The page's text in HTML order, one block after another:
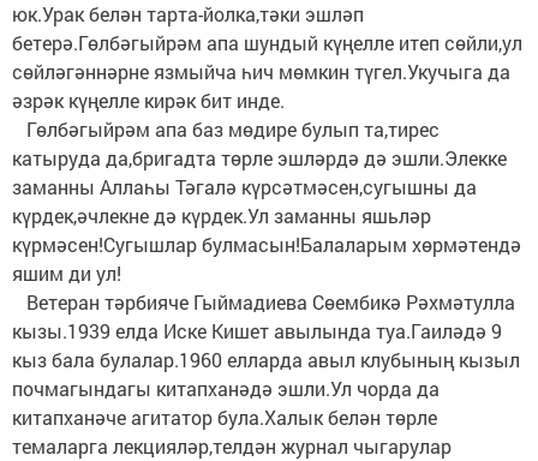
юк.Урак белән тарта-йолка,тәки эшләп
бетерә.Гөлбәгыйрәм апа шундый күңелле итеп сөйли,ул
сөйләгәннәрне язмыйча һич мөмкин түгел.Укучыга да
әзрәк күңелле кирәк бит инде.
Гөлбәгыйрәм апа баз мөдире булып та,тирес
катыруда да,бригадта төрле эшләрдә дә эшли.Элекке
заманны Аллаһы Тәгалә күрсәтмәсен,сугышны да
күрдек,әчлекне дә күрдек.Ул заманны яшьләр
күрмәсен!Сугышлар булмасын!Балаларым хөрмәтендә
яшим ди ул!
Ветеран тәрбияче Гыймадиева Сөембикә Рәхмәтулла
кызы.1939 елда Иске Кишет авылында туа.Гаиләдә 9
кыз бала булалар.1960 елларда авыл клубының кызыл
почмагындагы китапханәдә эшли.Ул чорда да
китапханәче агитатор була.Халык белән төрле
темаларга лекцияләр,телдән журнал чыгарулар